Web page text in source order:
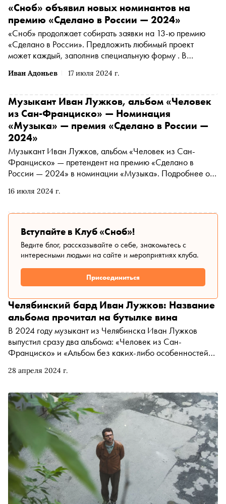
Иван Адоньев 17 июля 2024 г.
«Сноб» объявил новых номинантов на
премию «Сделано в России — 2024»
«Сноб» продолжает собирать заявки на 13-ю премию
«Сделано в России». Предложить любимый проект
может каждый, заполнив специальную форму . В
16 июля 2024 г.
Музыкант Иван Лужков, альбом «Человек
из Сан-Франциско» — Номинация
«Музыка» — премия «Сделано в России —
2024»
Музыкант Иван Лужков, альбом «Человек из Сан-
Франциско» — претендент на премию «Сделано в
России — 2024» в номинации «Музыка». Подробнее о
Вступайте в Клуб «Сноб»!
Ведите блог, рассказывайте о себе, знакомьтесь с
интересными людьми на сайте и мероприятиях клуба.
Присоединиться
28 апреля 2024 г.
Челябинский бард Иван Лужков: Название
альбома прочитал на бутылке вина
В 2024 году музыкант из Челябинска Иван Лужков
выпустил сразу два альбома: «Человек из Сан-
Франциско» и «Альбом без каких-либо особенностей» .
делает